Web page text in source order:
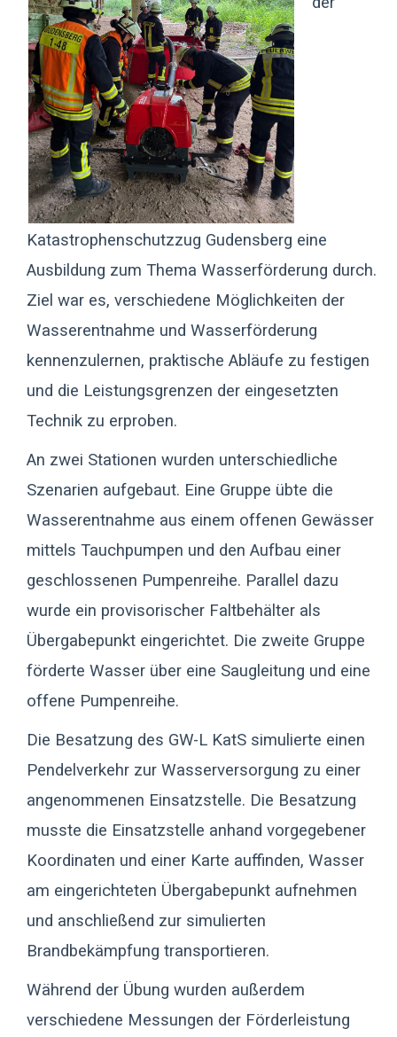
Katastrophenschutzzug Gudensberg eine
Ausbildung zum Thema Wasserförderung durch.
Ziel war es, verschiedene Möglichkeiten der
Wasserentnahme und Wasserförderung
kennenzulernen, praktische Abläufe zu festigen
und die Leistungsgrenzen der eingesetzten
Technik zu erproben.
An zwei Stationen wurden unterschiedliche
Szenarien aufgebaut. Eine Gruppe übte die
Wasserentnahme aus einem offenen Gewässer
mittels Tauchpumpen und den Aufbau einer
geschlossenen Pumpenreihe. Parallel dazu
wurde ein provisorischer Faltbehälter als
Übergabepunkt eingerichtet. Die zweite Gruppe
förderte Wasser über eine Saugleitung und eine
offene Pumpenreihe.
Die Besatzung des GW-L KatS simulierte einen
Pendelverkehr zur Wasserversorgung zu einer
angenommenen Einsatzstelle. Die Besatzung
musste die Einsatzstelle anhand vorgegebener
Koordinaten und einer Karte auffinden, Wasser
am eingerichteten Übergabepunkt aufnehmen
und anschließend zur simulierten
Brandbekämpfung transportieren.
Während der Übung wurden außerdem
verschiedene Messungen der Förderleistung